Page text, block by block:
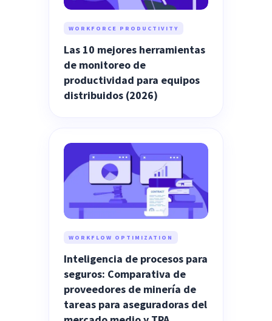
WORKFORCE PRODUCTIVITY
Las 10 mejores herramientas
de monitoreo de
productividad para equipos
distribuidos (2026)
WORKFLOW OPTIMIZATION
Inteligencia de procesos para
seguros: Comparativa de
proveedores de minería de
tareas para aseguradoras del